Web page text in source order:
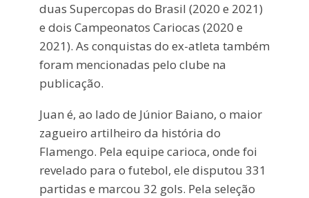
duas Supercopas do Brasil (2020 e 2021)
e dois Campeonatos Cariocas (2020 e
2021). As conquistas do ex-atleta também
foram mencionadas pelo clube na
publicação.
Juan é, ao lado de Júnior Baiano, o maior
zagueiro artilheiro da história do
Flamengo. Pela equipe carioca, onde foi
revelado para o futebol, ele disputou 331
partidas e marcou 32 gols. Pela seleção